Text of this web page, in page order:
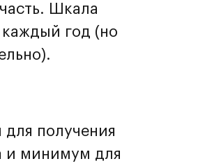
Шкала
каждый год (но
получения
и минимум для